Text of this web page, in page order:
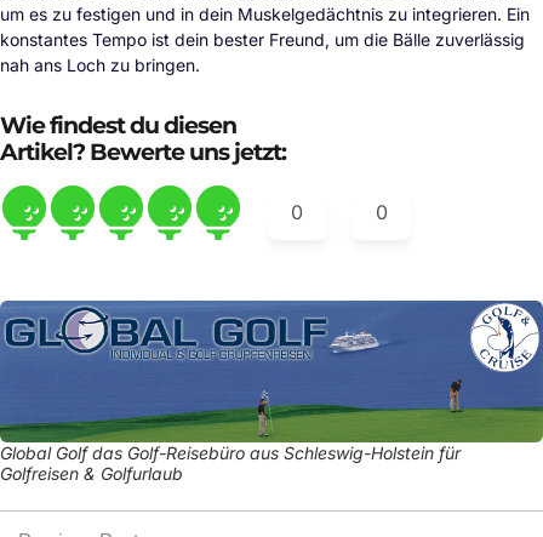
um es zu festigen und in dein Muskelgedächtnis zu integrieren. Ein
konstantes Tempo ist dein bester Freund, um die Bälle zuverlässig
nah ans Loch zu bringen.
Wie findest du diesen
Artikel? Bewerte uns jetzt:
0 0
Global Golf das Golf-Reisebüro aus Schleswig-Holstein für
Golfreisen & Golfurlaub